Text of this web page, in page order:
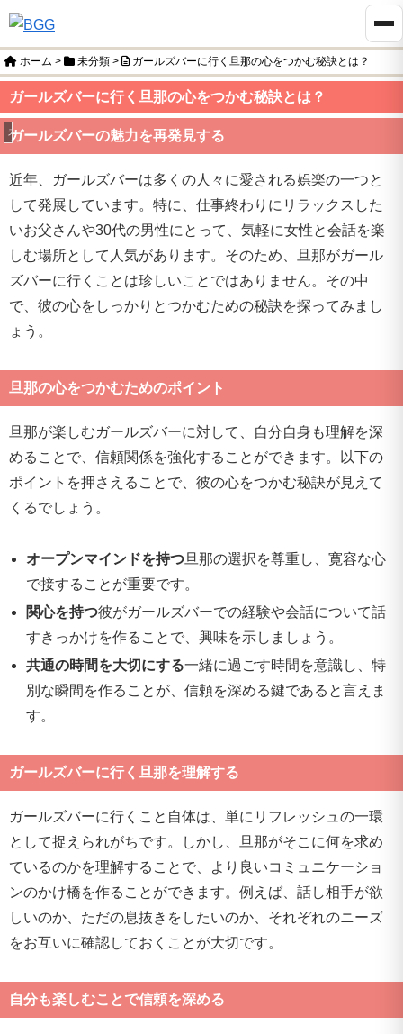
ホーム > 未分類 > ガールズバーに行く旦那の心をつかむ秘訣とは？
ガールズバーに行く旦那の心をつかむ秘訣とは？
未分類
ガールズバーの魅力を再発見する
近年、ガールズバーは多くの人々に愛される娯楽の一つと
して発展しています。特に、仕事終わりにリラックスした
いお父さんや30代の男性にとって、気軽に女性と会話を楽
しむ場所として人気があります。そのため、旦那がガール
ズバーに行くことは珍しいことではありません。その中
で、彼の心をしっかりとつかむための秘訣を探ってみまし
ょう。
旦那の心をつかむためのポイント
旦那が楽しむガールズバーに対して、自分自身も理解を深
めることで、信頼関係を強化することができます。以下の
ポイントを押さえることで、彼の心をつかむ秘訣が見えて
くるでしょう。
オープンマインドを持つ旦那の選択を尊重し、寛容な心
で接することが重要です。
関心を持つ彼がガールズバーでの経験や会話について話
すきっかけを作ることで、興味を示しましょう。
共通の時間を大切にする一緒に過ごす時間を意識し、特
別な瞬間を作ることが、信頼を深める鍵であると言えま
す。
ガールズバーに行く旦那を理解する
ガールズバーに行くこと自体は、単にリフレッシュの一環
として捉えられがちです。しかし、旦那がそこに何を求め
ているのかを理解することで、より良いコミュニケーショ
ンのかけ橋を作ることができます。例えば、話し相手が欲
しいのか、ただの息抜きをしたいのか、それぞれのニーズ
をお互いに確認しておくことが大切です。
自分も楽しむことで信頼を深める